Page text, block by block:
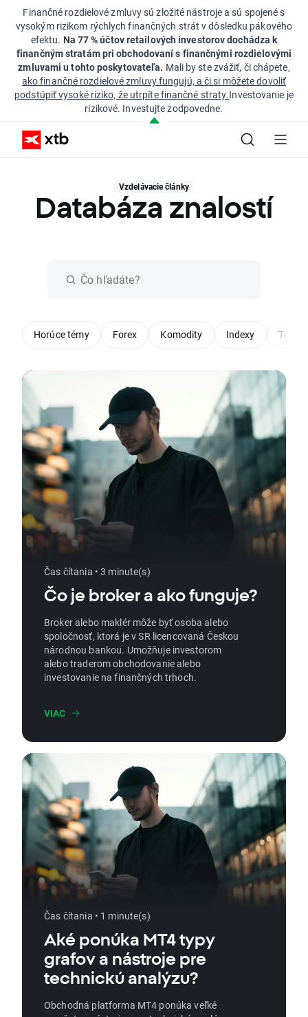
Finančné rozdielové zmluvy sú zložité nástroje a sú spojené s
vysokým rizikom rýchlych finančných strát v dôsledku pákového
efektu. Na 77 % účtov retailových investorov dochádza k
finančným stratám pri obchodovaní s finančnými rozdielovými
zmluvami u tohto poskytovateľa. Mali by ste zvážiť, či chápete,
ako finančné rozdielové zmluvy fungujú, a či si môžete dovoliť
podstúpiť vysoké riziko, že utrpíte finančné straty.Investovanie je
rizikové. Investujte zodpovedne.
Vzdelávacie články
Databáza znalostí
Horúce témy Forex Komodity Indexy
Čas čítania • 3 minute(s)
Čo je broker a ako funguje?
Broker alebo maklér môže byť osoba alebo
spoločnosť, ktorá je v SR licencovaná Českou
národnou bankou. Umožňuje investorom
alebo traderom obchodovanie alebo
investovanie na finančných trhoch.
VIAC
Čas čítania • 1 minute(s)
Aké ponúka MT4 typy
grafov a nástroje pre
technickú analýzu?
Obchodná platforma MT4 ponúka veľké